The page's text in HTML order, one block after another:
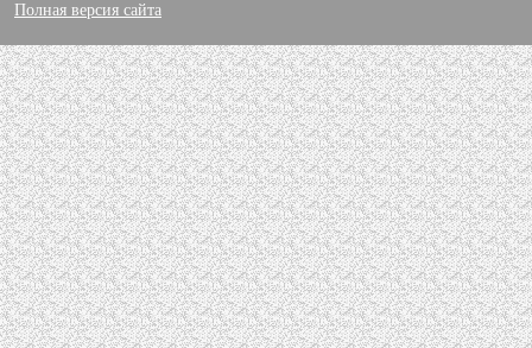
Полная версия сайта